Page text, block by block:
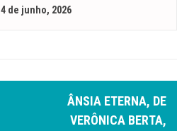
4 de junho, 2026
ÂNSIA ETERNA, DE
VERÔNICA BERTA,